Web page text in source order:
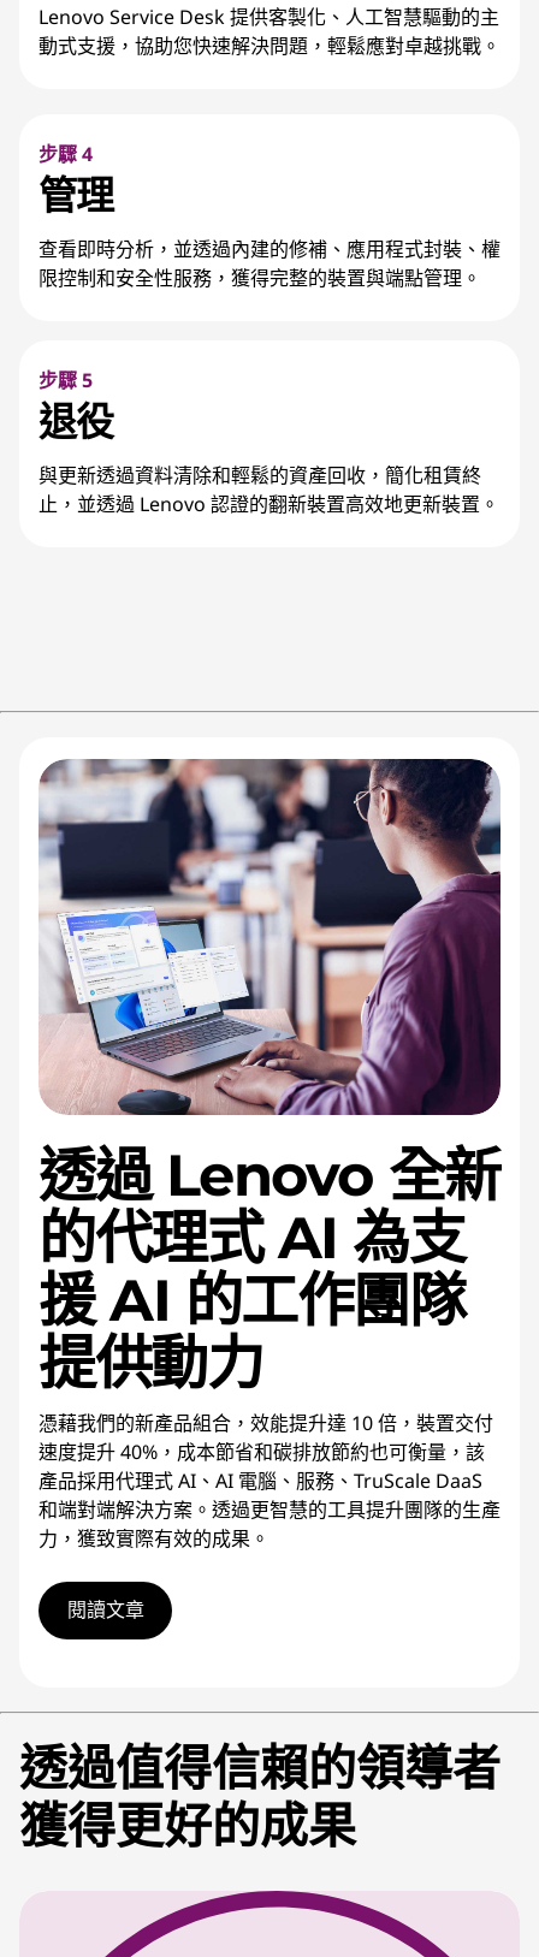
Lenovo Service Desk 提供客製化、人工智慧驅動的主
動式支援，協助您快速解決問題，輕鬆應對卓越挑戰。
步驟 4
管理
查看即時分析，並透過內建的修補、應用程式封裝、權
限控制和安全性服務，獲得完整的裝置與端點管理。
步驟 5
退役
與更新透過資料清除和輕鬆的資產回收，簡化租賃終
止，並透過 Lenovo 認證的翻新裝置高效地更新裝置。
透過 Lenovo 全新
的代理式 AI 為支
援 AI 的工作團隊
提供動力
憑藉我們的新產品組合，效能提升達 10 倍，裝置交付
速度提升 40%，成本節省和碳排放節約也可衡量，該
產品採用代理式 AI、AI 電腦、服務、TruScale DaaS
和端對端解決方案。透過更智慧的工具提升團隊的生產
力，獲致實際有效的成果。
閱讀文章
透過值得信賴的領導者
獲得更好的成果